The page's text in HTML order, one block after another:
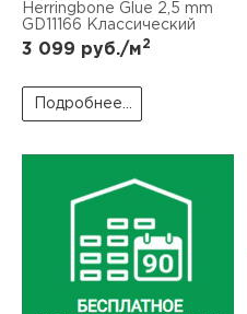
Herringbone Glue 2,5 mm
GD11166 Классический
3 099 руб./м2
Подробнее...